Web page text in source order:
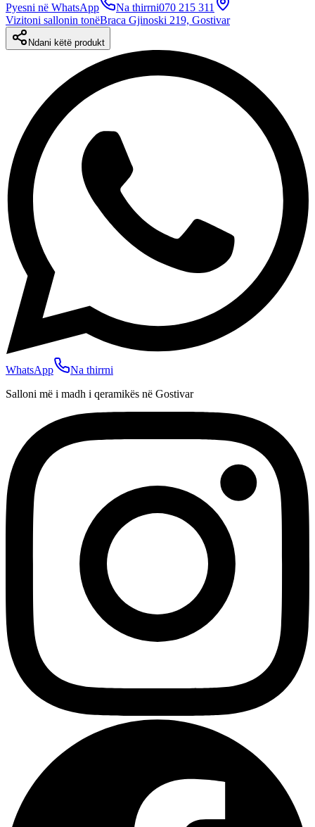
Pyesni në WhatsApp Na thirrni070 215 311
Vizitoni sallonin tonëBraca Gjinoski 219, Gostivar
Ndani këtë produkt
WhatsApp
Na thirrni
Salloni më i madh i qeramikës në Gostivar